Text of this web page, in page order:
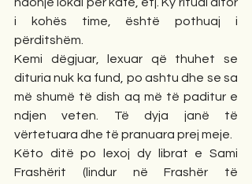
i kohës time, është pothuaj i
përditshëm.
Kemi dëgjuar, lexuar që thuhet se
dituria nuk ka fund, po ashtu dhe se sa
më shumë të dish aq më të paditur e
ndjen veten. Të dyja janë të
vërtetuara dhe të pranuara prej meje.
Këto ditë po lexoj dy librat e Sami
Frashërit (lindur në Frashër të